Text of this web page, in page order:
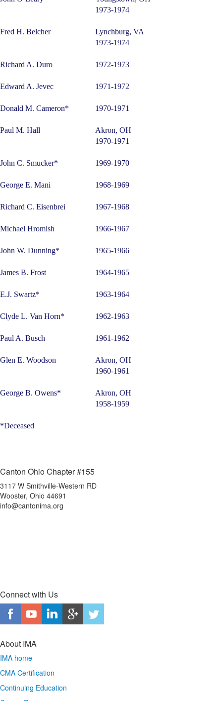
1973-1974
Fred H. Belcher
Lynchburg, VA
1973-1974
Richard A. Duro 1972-1973
Edward A. Jevec 1971-1972
Donald M. Cameron* 1970-1971
Paul M. Hall
Akron, OH
1970-1971
John C. Smucker* 1969-1970
George E. Mani 1968-1969
Richard C. Eisenbrei 1967-1968
Michael Hromish 1966-1967
John W. Dunning* 1965-1966
James B. Frost 1964-1965
E.J. Swartz* 1963-1964
Clyde L. Van Horn* 1962-1963
Paul A. Busch 1961-1962
Glen E. Woodson
Akron, OH
1960-1961
George B. Owens*
Akron, OH
1958-1959
*Deceased
Canton Ohio Chapter #155
3117 W Smithville-Western RD
Wooster, Ohio 44691
info@cantonima.org
Connect with Us
About IMA
IMA home
CMA Certification
Continuing Education